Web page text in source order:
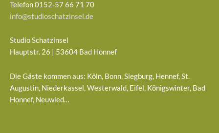
Telefon 0152-57 66 71 70
info@studioschatzinsel.de
Studio Schatzinsel
Hauptstr. 26 | 53604 Bad Honnef
Die Gäste kommen aus: Köln, Bonn, Siegburg, Hennef, St.
Augustin, Niederkassel, Westerwald, Eifel, Königswinter, Bad
Honnef, Neuwied…